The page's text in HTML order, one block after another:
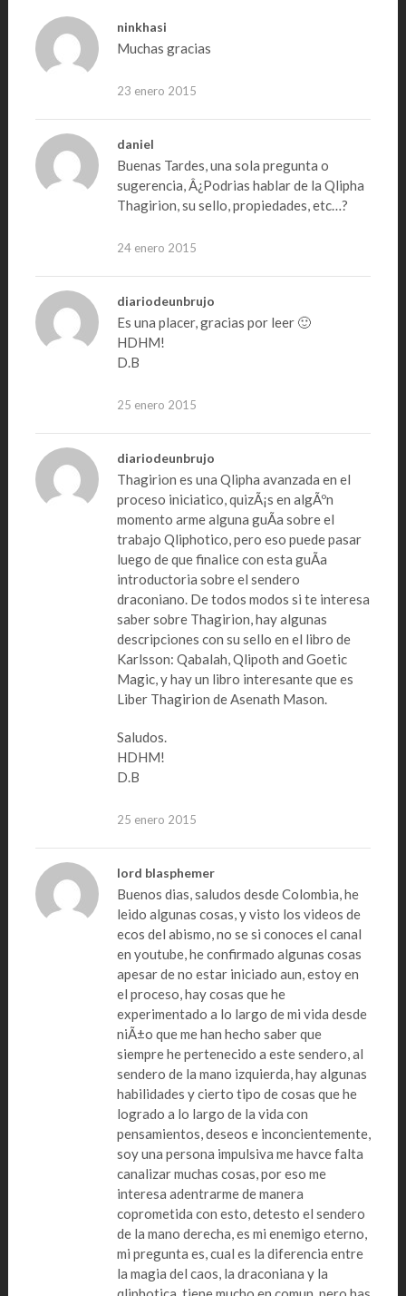
ninkhasi
Muchas gracias
23 enero 2015
daniel
Buenas Tardes, una sola pregunta o
sugerencia, Â¿Podrias hablar de la Qlipha
Thagirion, su sello, propiedades, etc…?
24 enero 2015
diariodeunbrujo
Es una placer, gracias por leer 🙂
HDHM!
D.B
25 enero 2015
diariodeunbrujo
Thagirion es una Qlipha avanzada en el
proceso iniciatico, quizÃ¡s en algÃºn
momento arme alguna guÃ­a sobre el
trabajo Qliphotico, pero eso puede pasar
luego de que finalice con esta guÃ­a
introductoria sobre el sendero
draconiano. De todos modos si te interesa
saber sobre Thagirion, hay algunas
descripciones con su sello en el libro de
Karlsson: Qabalah, Qlipoth and Goetic
Magic, y hay un libro interesante que es
Liber Thagirion de Asenath Mason.
Saludos.
HDHM!
D.B
25 enero 2015
lord blasphemer
Buenos dias, saludos desde Colombia, he
leido algunas cosas, y visto los videos de
ecos del abismo, no se si conoces el canal
en youtube, he confirmado algunas cosas
apesar de no estar iniciado aun, estoy en
el proceso, hay cosas que he
experimentado a lo largo de mi vida desde
niÃ±o que me han hecho saber que
siempre he pertenecido a este sendero, al
sendero de la mano izquierda, hay algunas
habilidades y cierto tipo de cosas que he
logrado a lo largo de la vida con
pensamientos, deseos e inconcientemente,
soy una persona impulsiva me havce falta
canalizar muchas cosas, por eso me
interesa adentrarme de manera
coprometida con esto, detesto el sendero
de la mano derecha, es mi enemigo eterno,
mi pregunta es, cual es la diferencia entre
la magia del caos, la draconiana y la